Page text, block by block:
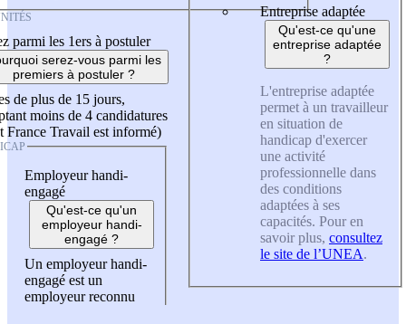
parmi les 1ers à postuler
serez-vous parmi les
premiers à postuler ?
de plus de 15 jours,
moins de 4 candidatures
France Travail est informé)
Employeur handi-
engagé
Qu'est-ce qu'un
employeur handi-
engagé ?
Un employeur handi-
engagé est un
employeur reconnu
Entreprise adaptée
Qu'est-ce qu'une
entreprise adaptée
?
L'entreprise adaptée
permet à un travailleur
en situation de
handicap d'exercer
une activité
professionnelle dans
des conditions
adaptées à ses
capacités. Pour en
savoir plus, consultez
le site de l’UNEA.